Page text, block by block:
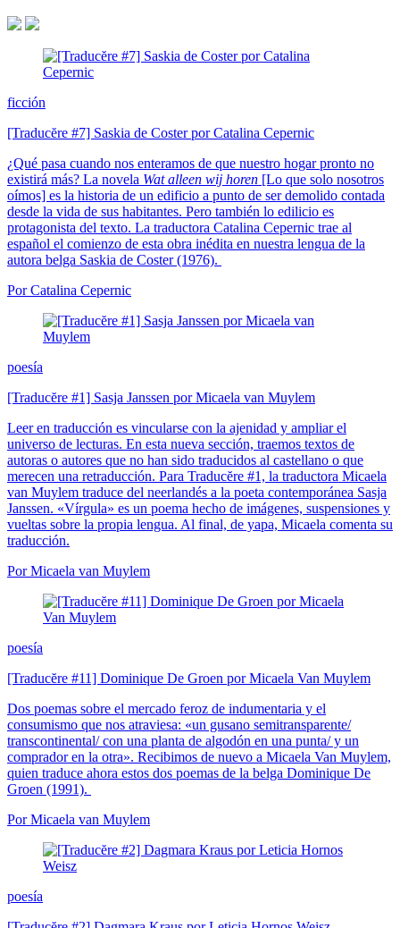
ficción
[Traducĕre #7] Saskia de Coster por Catalina Cepernic
¿Qué pasa cuando nos enteramos de que nuestro hogar pronto no
existirá más? La novela Wat alleen wij horen [Lo que solo nosotros
oímos] es la historia de un edificio a punto de ser demolido contada
desde la vida de sus habitantes. Pero también lo edilicio es
protagonista del texto. La traductora Catalina Cepernic trae al
español el comienzo de esta obra inédita en nuestra lengua de la
autora belga Saskia de Coster (1976).
Por Catalina Cepernic
poesía
[Traducĕre #1] Sasja Janssen por Micaela van Muylem
Leer en traducción es vincularse con la ajenidad y ampliar el
universo de lecturas. En esta nueva sección, traemos textos de
autoras o autores que no han sido traducidos al castellano o que
merecen una retraducción. Para Traducĕre #1, la traductora Micaela
van Muylem traduce del neerlandés a la poeta contemporánea Sasja
Janssen. «Vírgula» es un poema hecho de imágenes, suspensiones y
vueltas sobre la propia lengua. Al final, de yapa, Micaela comenta su
traducción.
Por Micaela van Muylem
poesía
[Traducĕre #11] Dominique De Groen por Micaela Van Muylem
Dos poemas sobre el mercado feroz de indumentaria y el
consumismo que nos atraviesa: «un gusano semitransparente/
transcontinental/ con una planta de algodón en una punta/ y un
comprador en la otra». Recibimos de nuevo a Micaela Van Muylem,
quien traduce ahora estos dos poemas de la belga Dominique De
Groen (1991).
Por Micaela van Muylem
poesía